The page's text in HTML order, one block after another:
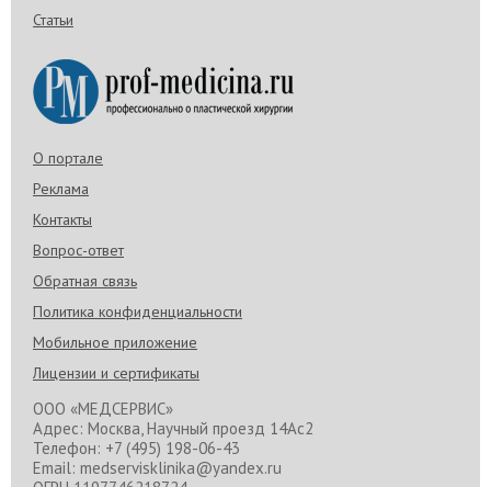
Статьи
О портале
Реклама
Контакты
Вопрос-ответ
Обратная связь
Политика конфиденциальности
Мобильное приложение
Лицензии и сертификаты
ООО «МЕДСЕРВИС»
Адрес: Москва, Научный проезд 14Ас2
Телефон: +7 (495) 198-06-43
Email: medservisklinika@yandex.ru